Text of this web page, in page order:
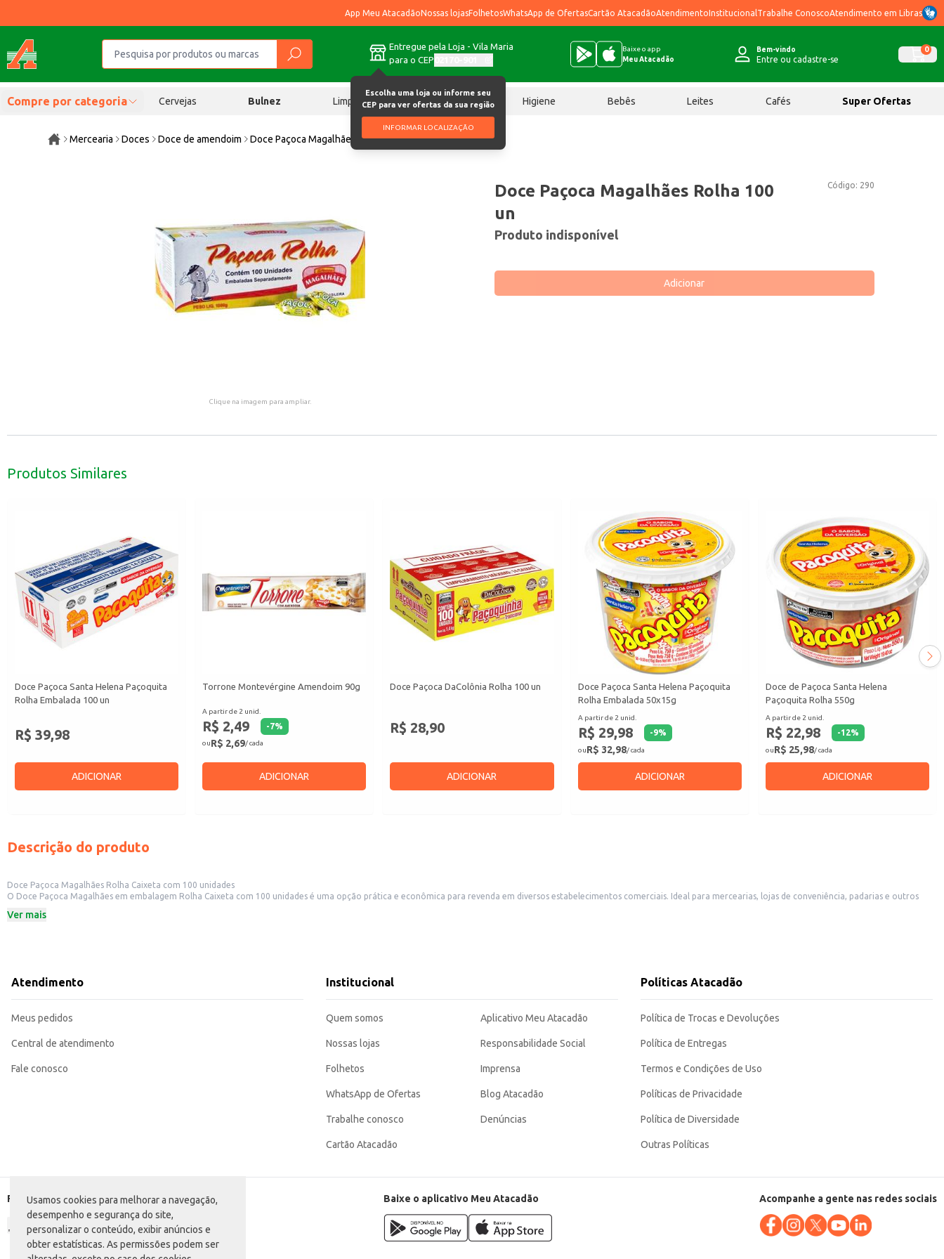
Usamos cookies para melhorar a navegação,
desempenho e segurança do site,
personalizar o conteúdo, exibir anúncios e
obter estatísticas. As permissões podem ser
App Meu AtacadãoNossas lojasFolhetosWhatsApp de OfertasCartão AtacadãoAtendimentoInstitucional Trabalhe ConoscoAtendimento em Libras
Entregue pela Loja - Vila Maria
para o CEP
Escolha uma loja ou informe seu
CEP para ver ofertas da sua região
INFORMAR LOCALIZAÇÃO
Baixe o app
Meu Atacadão
Bem-vindo
Entre ou cadastre-se
0
Compre por categoria Cervejas Bulnez Limpeza Chocolates Higiene Bebês Leites Cafés Super Ofertas
Mercearia Doces Doce de amendoim Doce Paçoca Magalhães Rolha 100 un
Clique na imagem para ampliar.
Código: 290
Doce Paçoca Magalhães Rolha 100
un
Produto indisponível
Adicionar
Produtos Similares
Doce Paçoca Santa Helena Paçoquita
Rolha Embalada 100 un
R$ 39,98
ADICIONAR
Torrone Montevérgine Amendoim 90g
A partir de 2 unid.
R$ 2,49 -7%
ouR$ 2,69/ cada
ADICIONAR
Doce Paçoca DaColônia Rolha 100 un
R$ 28,90
ADICIONAR
Doce Paçoca Santa Helena Paçoquita
Rolha Embalada 50x15g
A partir de 2 unid.
R$ 29,98 -9%
ouR$ 32,98/ cada
ADICIONAR
Doce de Paçoca Santa Helena
Paçoquita Rolha 550g
A partir de 2 unid.
R$ 22,98 -12%
ouR$ 25,98/ cada
ADICIONAR
Descrição do produto
Doce Paçoca Magalhães Rolha Caixeta com 100 unidades
O Doce Paçoca Magalhães em embalagem Rolha Caixeta com 100 unidades é uma opção prática e econômica para revenda em diversos estabelecimentos comerciais. Ideal para mercearias, lojas de conveniência, padarias e outros
Dicas de uso:
contribuindo para a satisfação do cliente final e o sucesso da sua revenda.
Marca: Magalhães
Categoria: Doce de amendoim
EAN: 71516918
Ver mais
Atendimento
Meus pedidos
Central de atendimento
Fale conosco
Institucional
Quem somos
Nossas lojas
Folhetos
WhatsApp de Ofertas
Trabalhe conosco
Cartão Atacadão
Aplicativo Meu Atacadão
Responsabilidade Social
Imprensa
Blog Atacadão
Denúncias
Políticas Atacadão
Política de Trocas e Devoluções
Política de Entregas
Termos e Condições de Uso
Políticas de Privacidade
Política de Diversidade
Outras Políticas
Formas de pagamento Baixe o aplicativo Meu Atacadão Acompanhe a gente nas redes sociais